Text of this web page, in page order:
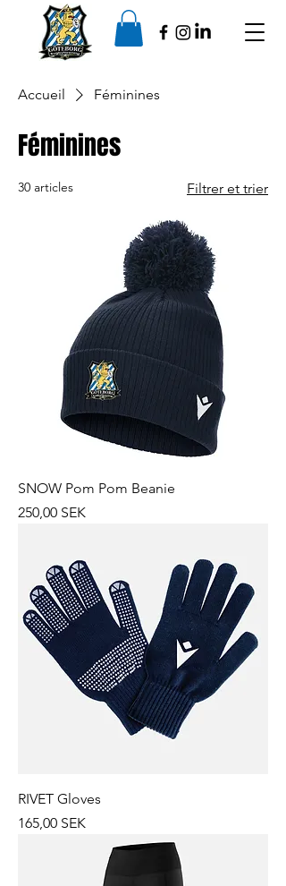
Accueil Féminines
Féminines
30 articles Filtrer et trier
SNOW Pom Pom Beanie
Prix
250,00 SEK
RIVET Gloves
Prix
165,00 SEK